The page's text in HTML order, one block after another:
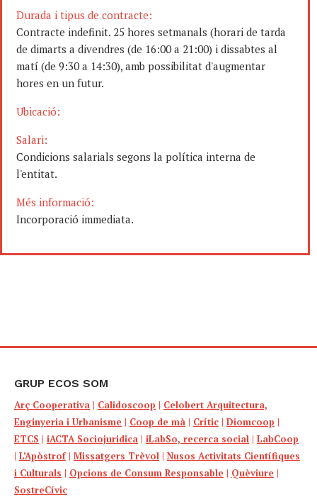
Durada i tipus de contracte:
Contracte indefinit. 25 hores setmanals (horari de tarda
de dimarts a divendres (de 16:00 a 21:00) i dissabtes al
matí (de 9:30 a 14:30), amb possibilitat d'augmentar
hores en un futur.
Ubicació:
Salari:
Condicions salarials segons la política interna de
l'entitat.
Més informació:
Incorporació immediata.
GRUP ECOS SOM
Arç Cooperativa | Calidoscoop | Celobert Arquitectura,
Enginyeria i Urbanisme | Coop de mà | Crític | Diomcoop |
ETCS | iACTA Sociojuridica | iLabSo, recerca social | LabCoop
| L’Apòstrof| Missatgers Trèvol | Nusos Activitats Científiques
i Culturals | Opcions de Consum Responsable | Quèviure |
SostreCívic